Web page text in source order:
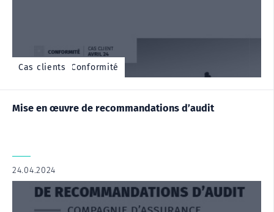
Cas client - Conformité
Cas clients
Mise en œuvre de recommandations d’audit
24.04.2024